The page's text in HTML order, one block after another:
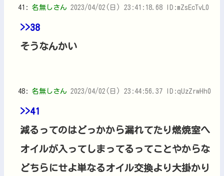
41: 名無しさん 2023/04/02(日) 23:41:18.68 ID:mZsEcTvL0
>>38
そうなんかい
48: 名無しさん 2023/04/02(日) 23:44:56.37 ID:qUzZrwHh0
>>41
減るってのはどっかから漏れてたり燃焼室へ
オイルが入ってしまってるってことやからな
どちらにせよ単なるオイル交換より大掛かり